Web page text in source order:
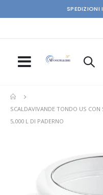
SPEDIZIONI
SCALDAVIVANDE TONDO US
5,000 L DI PADERNO